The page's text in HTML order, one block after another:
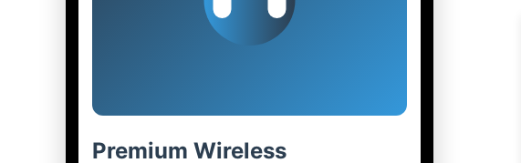
Premium Wireless